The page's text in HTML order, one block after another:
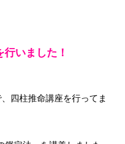
いました！
四柱推命講座を行ってま